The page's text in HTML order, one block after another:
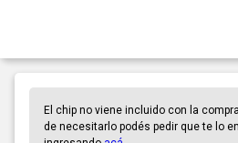
El chip no viene incluido con la
de necesitarlo podés pedir que te lo